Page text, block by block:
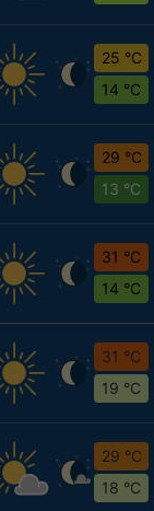
25 °C
14 °C
29 °C
13 °C
31 °C
14 °C
31 °C
19 °C
29 °C
18 °C